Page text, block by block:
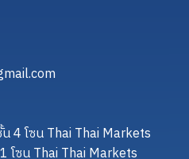
4 โซน Thai Thai Markets
โซน Thai Thai Markets